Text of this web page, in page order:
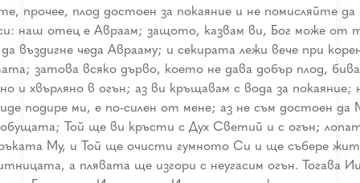
прочее, плод достоен за покаяние и не помисляйте да
наш отец е Авраам; защото, казвам ви, Бог може от
въздигне чеда Аврааму; и секирата лежи вече при
затова всяко дърво, което не дава добър плод, бива
и хвърляно в огън; аз ви кръщавам с вода за покаяние;
подире ми, е по-силен от мене; аз не съм достоен да
обущата; Той ще ви кръсти с Дух Светий и с огън;
Му, и Той ще очисти гумното Си и ще събере
а плявата ще изгори с неугасим огън. Тогава